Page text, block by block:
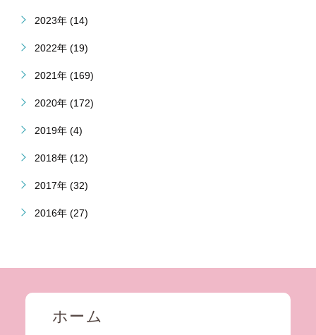
2023年 (14)
2022年 (19)
2021年 (169)
2020年 (172)
2019年 (4)
2018年 (12)
2017年 (32)
2016年 (27)
ホーム